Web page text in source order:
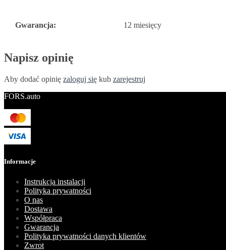
Gwarancja: 12 miesięcy
Napisz opinię
Aby dodać opinię zaloguj się kub zarejestruj
FORS.auto
Informacje
Instrukcja instalacji
Polityka prywatności
O nas
Dostawa
Współpraca
Gwarancja
Polityka prywatności danych klientów
Zwrot